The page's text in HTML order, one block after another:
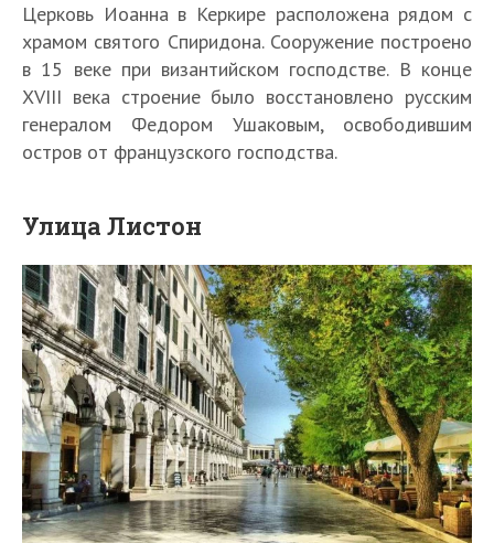
Церковь Иоанна в Керкире расположена рядом с
храмом святого Спиридона. Сооружение построено
в 15 веке при византийском господстве. В конце
XVIII века строение было восстановлено русским
генералом Федором Ушаковым, освободившим
остров от французского господства.
Улица Листон